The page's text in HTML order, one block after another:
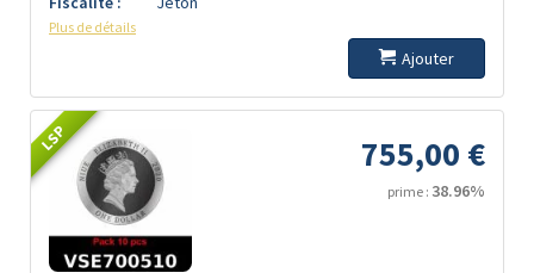
Plus de détails
Ajouter
LSP 755,00 €
prime : 38.96%